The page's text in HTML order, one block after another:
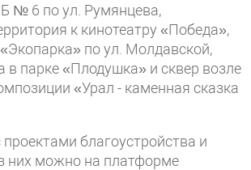
№ 6 по ул. Румянцева,
к кинотеатру «Победа»,
по ул. Молдавской,
в парке «Плодушка» и сквер возле
«Урал - каменная сказка
благоустройства и
них можно на платформе